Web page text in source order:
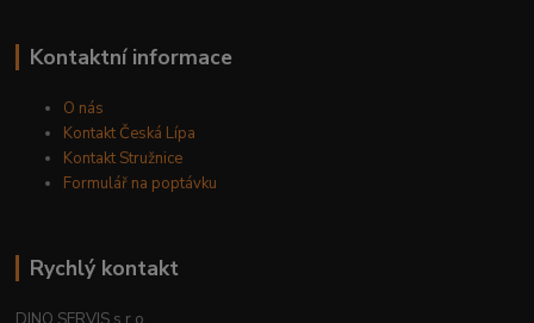
Kontaktní informace
O nás
Kontakt Česká Lípa
Kontakt Stružnice
Formulář na poptávku
Rychlý kontakt